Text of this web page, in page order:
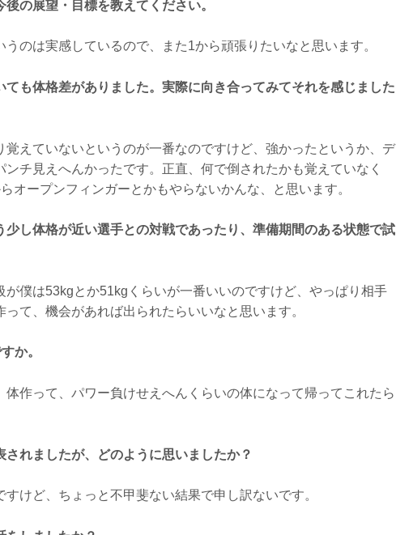
の展望・目標を教えてください。
のは実感しているので、また1から頑張りたいなと思います。
も体格差がありました。実際に向き合ってみてそれを感じました
えていないというのが一番なのですけど、強かったというか、デ
チ見えへんかったです。正直、何で倒されたかも覚えていなく
オープンフィンガーとかもやらないかんな、と思います。
少し体格が近い選手との対戦であったり、準備期間のある状態で試
僕は53kgとか51kgくらいが一番いいのですけど、やっぱり相手
て、機会があれば出られたらいいなと思います。
か。
作って、パワー負けせえへんくらいの体になって帰ってこれたら
れましたが、どのように思いましたか？
けど、ちょっと不甲斐ない結果で申し訳ないです。